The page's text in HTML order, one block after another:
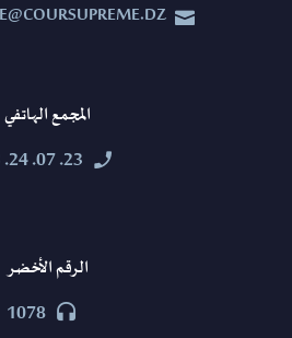


المجمع الهاتفي


23. 07. 24. 023
الرقم الأخضر


1078